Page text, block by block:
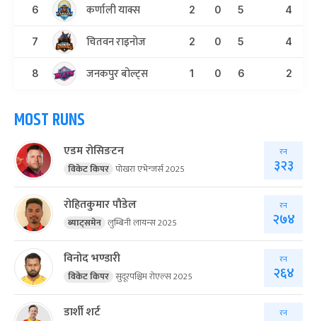
6 कर्णाली याक्स 2 0 5 4
7 चितवन राइनोज 2 0 5 4
8 जनकपुर बोल्ट्स 1 0 6 2
MOST RUNS
एडम रोसिङटन
विकेट किपर पोखरा एभेन्जर्स 2025
रन
३२३
रोहितकुमार पौडेल
ब्याट्समेन लुम्बिनी लायन्स 2025
रन
२७४
विनोद भण्डारी
विकेट किपर सुदूरपश्चिम रोएल्स 2025
रन
२६४
डार्शी शर्ट रन